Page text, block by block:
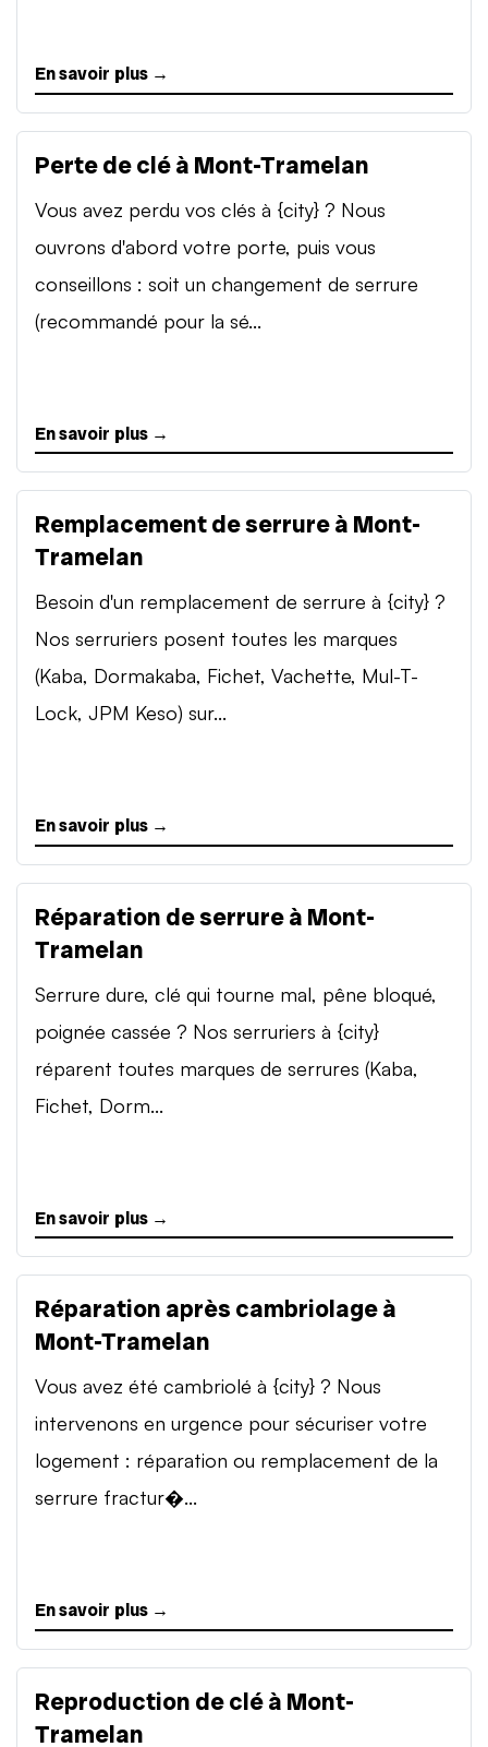
En savoir plus →
Perte de clé à Mont-Tramelan
Vous avez perdu vos clés à {city} ? Nous
ouvrons d'abord votre porte, puis vous
conseillons : soit un changement de serrure
(recommandé pour la sé...
En savoir plus →
Remplacement de serrure à Mont-
Tramelan
Besoin d'un remplacement de serrure à {city} ?
Nos serruriers posent toutes les marques
(Kaba, Dormakaba, Fichet, Vachette, Mul-T-
Lock, JPM Keso) sur...
En savoir plus →
Réparation de serrure à Mont-
Tramelan
Serrure dure, clé qui tourne mal, pêne bloqué,
poignée cassée ? Nos serruriers à {city}
réparent toutes marques de serrures (Kaba,
Fichet, Dorm...
En savoir plus →
Réparation après cambriolage à
Mont-Tramelan
Vous avez été cambriolé à {city} ? Nous
intervenons en urgence pour sécuriser votre
logement : réparation ou remplacement de la
serrure fractur�...
En savoir plus →
Reproduction de clé à Mont-
Tramelan